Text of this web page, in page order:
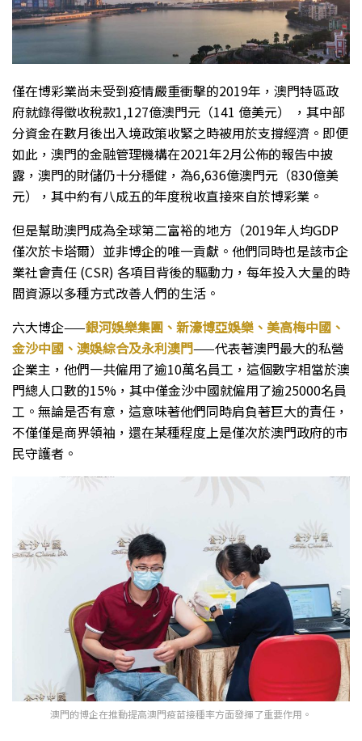
僅在博彩業尚未受到疫情嚴重衝擊的2019年，澳門特區政
府就錄得徵收稅款1,127億澳門元（141 億美元） ，其中部
分資金在數月後出入境政策收緊之時被用於支撐經濟。即便
如此，澳門的金融管理機構在2021年2月公佈的報告中披
露，澳門的財儲仍十分穩健，為6,636億澳門元（830億美
元），其中約有八成五的年度稅收直接來自於博彩業。
但是幫助澳門成為全球第二富裕的地方（2019年人均GDP
僅次於卡塔爾）並非博企的唯一貢獻。他們同時也是該市企
業社會責任 (CSR) 各項目背後的驅動力，每年投入大量的時
間資源以多種方式改善人們的生活。
六大博企——銀河娛樂集團、新濠博亞娛樂、美高梅中國、
金沙中國、澳娛綜合及永利澳門——代表著澳門最大的私營
企業主，他們一共僱用了逾10萬名員工，這個數字相當於澳
門總人口數的15%，其中僅金沙中國就僱用了逾25000名員
工。無論是否有意，這意味著他們同時肩負著巨大的責任，
不僅僅是商界領袖，還在某種程度上是僅次於澳門政府的市
民守護者。
澳門的博企在推動提高澳門疫苗接種率方面發揮了重要作用。